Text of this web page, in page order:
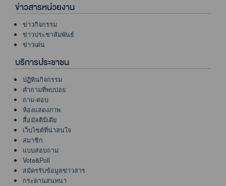
ข่าวสารหน่วยงาน
ข่าวกิจกรรม
ข่าวประชาสัมพันธ์
ข่าวเด่น
บริการประชาชน
ปฏิทินกิจกรรม
คำถามที่พบบ่อย
ถาม-ตอบ
ห้องแสดงภาพ
สื่อมัลติมีเดีย
เว็บไซต์ที่น่าสนใจ
สมาชิก
แบบสอบถาม
Vote&Poll
สมัครรับข้อมูลข่าวสาร
กระดานสนทนา